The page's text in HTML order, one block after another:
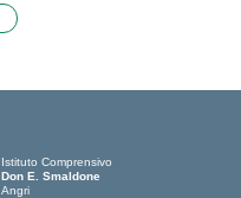
Istituto Comprensivo
Don E. Smaldone
Angri